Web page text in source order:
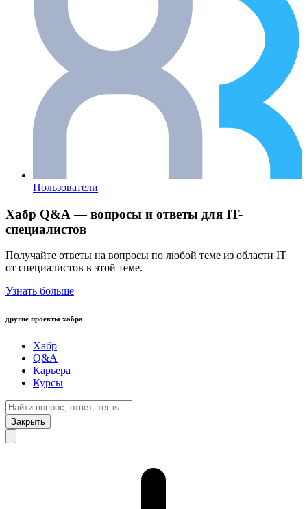
Пользователи
Хабр Q&A — вопросы и ответы для IT-
специалистов
Получайте ответы на вопросы по любой теме из области IT
от специалистов в этой теме.
Узнать больше
другие проекты хабра
Хабр
Q&A
Карьера
Курсы
Закрыть